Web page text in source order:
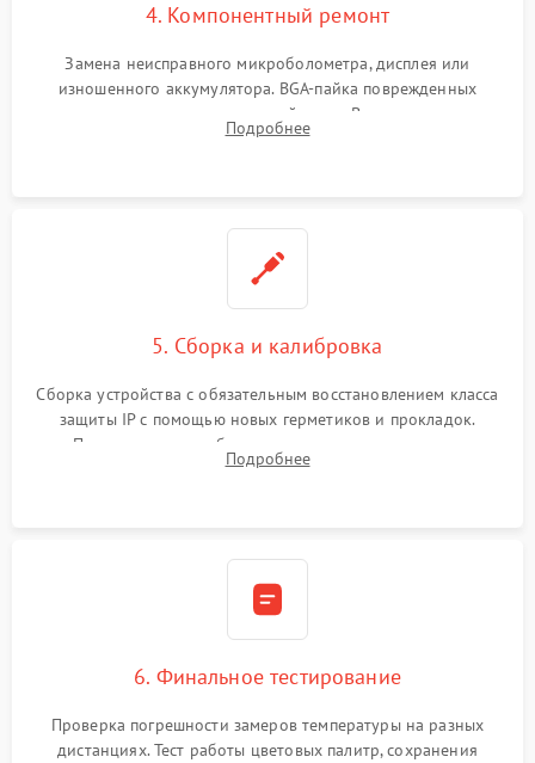
4. Компонентный ремонт
Замена неисправного микроболометра, дисплея или
изношенного аккумулятора. BGA-пайка поврежденных
контроллеров на материнской плате. Восстановление
разъемов и кнопок, замена поврежденных элементов
Подробнее
5. Сборка и калибровка
Сборка устройства с обязательным восстановлением класса
защиты IP с помощью новых герметиков и прокладок.
Программная калибровка матрицы по эталонному
абсолютно черному телу для точного измерения температур.
Подробнее
6. Финальное тестирование
Проверка погрешности замеров температуры на разных
дистанциях. Тест работы цветовых палитр, сохранения